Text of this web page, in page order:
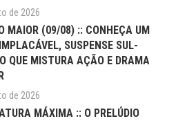
de 2026
MAIOR (09/08) :: CONHEÇA UM
SUSPENSE SUL-
QUE MISTURA AÇÃO E DRAMA
de 2026
MÁXIMA :: O PRELÚDIO